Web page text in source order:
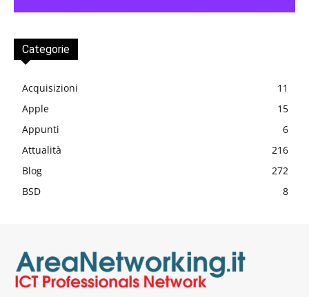
Categorie
Acquisizioni
11
Apple
15
Appunti
6
Attualità
216
Blog
272
BSD
8